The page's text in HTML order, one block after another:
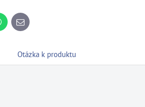
E-
mail
Otázka k produktu